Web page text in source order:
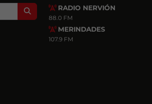
Search RADIO NERVIÓN
88.0 FM
MERINDADES
107.9 FM